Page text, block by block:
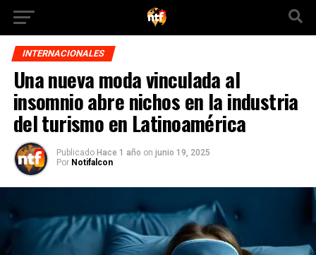
INTERNACIONALES
Una nueva moda vinculada al
insomnio abre nichos en la industria
del turismo en Latinoamérica
Publicado Hace 1 año on junio 19, 2025
Por Notifalcon